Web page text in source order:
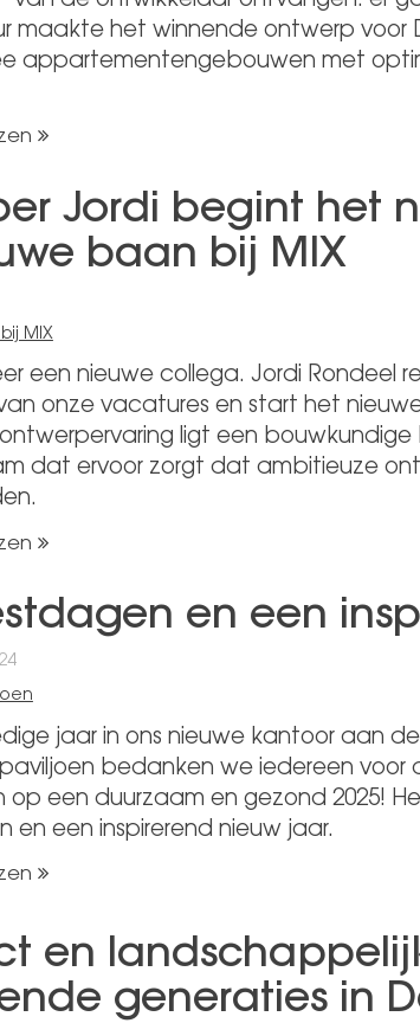
maakte het winnende ontwerp voor
appartementengebouwen met
Jordi begint het
baan bij MIX
MIX
een nieuwe collega. Jordi Rondeel
onze vacatures en start het
ontwerpervaring ligt een
dat ervoor zorgt dat ambitieuze
en een
jaar in ons nieuwe kantoor aan
paviljoen bedanken we iedereen voor
op een duurzaam en gezond 2025!
en een inspirerend nieuw jaar.
en
generaties in